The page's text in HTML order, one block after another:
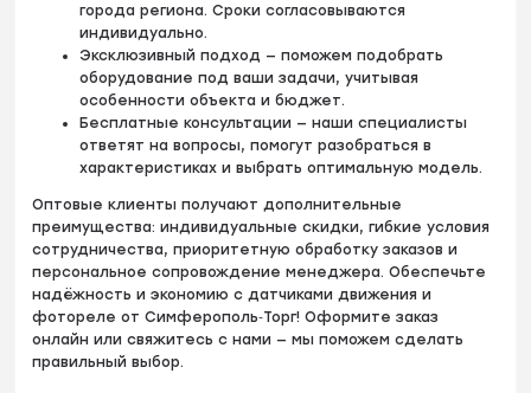
города региона. Сроки согласовываются
индивидуально.
Эксклюзивный подход — поможем подобрать
оборудование под ваши задачи, учитывая
особенности объекта и бюджет.
Бесплатные консультации — наши специалисты
ответят на вопросы, помогут разобраться в
характеристиках и выбрать оптимальную модель.
Оптовые клиенты получают дополнительные
преимущества: индивидуальные скидки, гибкие условия
сотрудничества, приоритетную обработку заказов и
персональное сопровождение менеджера. Обеспечьте
надёжность и экономию с датчиками движения и
фотореле от Симферополь‑Торг! Оформите заказ
онлайн или свяжитесь с нами — мы поможем сделать
правильный выбор.